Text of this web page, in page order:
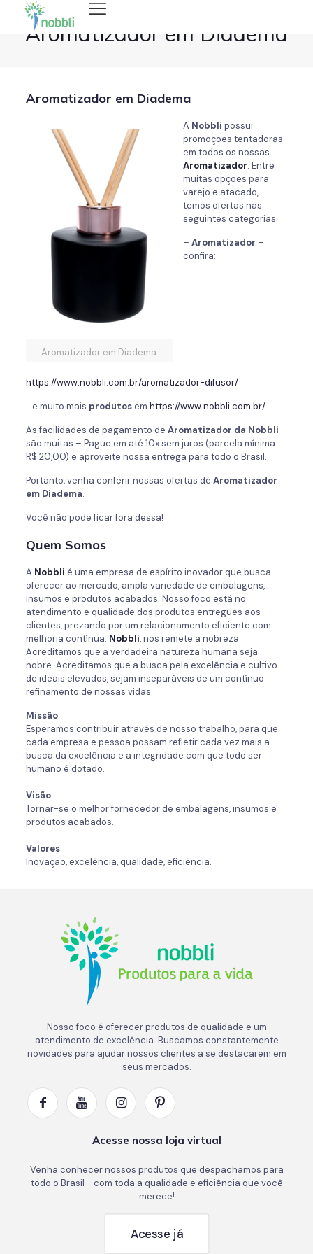
Aromatizador em Diadema
Aromatizador em Diadema
Aromatizador em Diadema
A Nobbli possui
promoções tentadoras
em todos os nossas
Aromatizador. Entre
muitas opções para
varejo e atacado,
temos ofertas nas
seguintes categorias:
– Aromatizador –
confira:
https://www.nobbli.com.br/aromatizador-difusor/
…e muito mais produtosem https://www.nobbli.com.br/
As facilidades de pagamento de Aromatizador da Nobbli
são muitas – Pague em até 10x sem juros (parcela mínima
R$ 20,00) e aproveite nossa entrega para todo o Brasil.
Portanto, venha conferir nossas ofertas de Aromatizador
em Diadema.
Você não pode ficar fora dessa!
Quem Somos
A Nobbli é uma empresa de espírito inovador que busca
oferecer ao mercado, ampla variedade de embalagens,
insumos e produtos acabados. Nosso foco está no
atendimento e qualidade dos produtos entregues aos
clientes, prezando por um relacionamento eficiente com
melhoria contínua. Nobbli, nos remete a nobreza.
Acreditamos que a verdadeira natureza humana seja
nobre. Acreditamos que a busca pela excelência e cultivo
de ideais elevados, sejam inseparáveis de um contínuo
refinamento de nossas vidas.
Missão
Esperamos contribuir através de nosso trabalho, para que
cada empresa e pessoa possam refletir cada vez mais a
busca da excelência e a integridade com que todo ser
humano é dotado.
Visão
Tornar-se o melhor fornecedor de embalagens, insumos e
produtos acabados.
Valores
Inovação, excelência, qualidade, eficiência.
Nosso foco é oferecer produtos de qualidade e um
atendimento de excelência. Buscamos constantemente
novidades para ajudar nossos clientes a se destacarem em
seus mercados.
Acesse nossa loja virtual
Venha conhecer nossos produtos que despachamos para
todo o Brasil - com toda a qualidade e eficiência que você
merece!
Acesse já